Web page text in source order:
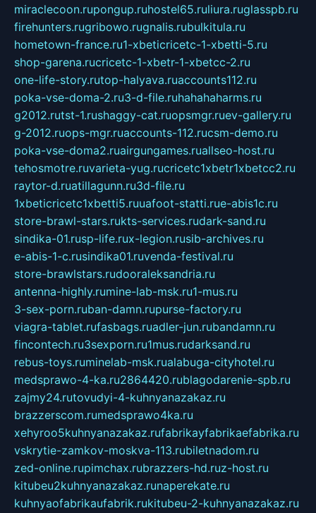
miraclecoon.rupongup.ruhostel65.ruliura.ruglasspb.ru
firehunters.rugribowo.rugnalis.rubulkitula.ru
hometown-france.ru1-xbeticricetc-1-xbetti-5.ru
shop-garena.rucricetc-1-xbetr-1-xbetcc-2.ru
one-life-story.rutop-halyava.ruaccounts112.ru
poka-vse-doma-2.ru3-d-file.ruhahahaharms.ru
g2012.rutst-1.rushaggy-cat.ruopsmgr.ruev-gallery.ru
g-2012.ruops-mgr.ruaccounts-112.rucsm-demo.ru
poka-vse-doma2.ruairgungames.ruallseo-host.ru
tehosmotre.ruvarieta-yug.rucricetc1xbetr1xbetcc2.ru
raytor-d.ruatillagunn.ru3d-file.ru
1xbeticricetc1xbetti5.ruuafoot-statti.rue-abis1c.ru
store-brawl-stars.rukts-services.rudark-sand.ru
sindika-01.rusp-life.rux-legion.rusib-archives.ru
e-abis-1-c.rusindika01.ruvenda-festival.ru
store-brawlstars.rudooraleksandria.ru
antenna-highly.rumine-lab-msk.ru1-mus.ru
3-sex-porn.ruban-damn.rupurse-factory.ru
viagra-tablet.rufasbags.ruadler-jun.rubandamn.ru
fincontech.ru3sexporn.ru1mus.rudarksand.ru
rebus-toys.ruminelab-msk.rualabuga-cityhotel.ru
medsprawo-4-ka.ru2864420.rublagodarenie-spb.ru
zajmy24.rutovudyi-4-kuhnyanazakaz.ru
brazzerscom.rumedsprawo4ka.ru
xehyroo5kuhnyanazakaz.rufabrikayfabrikaefabrika.ru
vskrytie-zamkov-moskva-113.rubiletnadom.ru
zed-online.rupimchax.rubrazzers-hd.ruz-host.ru
kitubeu2kuhnyanazakaz.runaperekate.ru
kuhnyaofabrikaufabrik.rukitubeu-2-kuhnyanazakaz.ru